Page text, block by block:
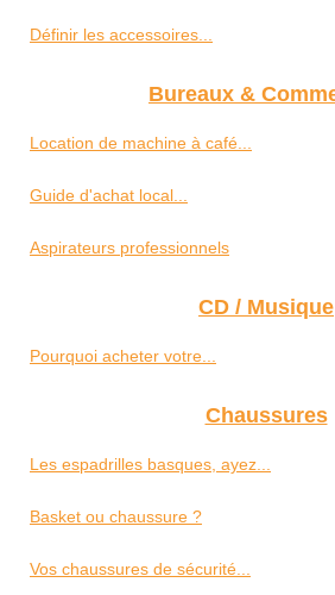
Définir les accessoires...
Bureaux &
Location de machine à café...
Guide d'achat local...
Aspirateurs professionnels
CD / Musique
Pourquoi acheter votre...
Chaussures
Les espadrilles basques, ayez...
Basket ou chaussure ?
Vos chaussures de sécurité...